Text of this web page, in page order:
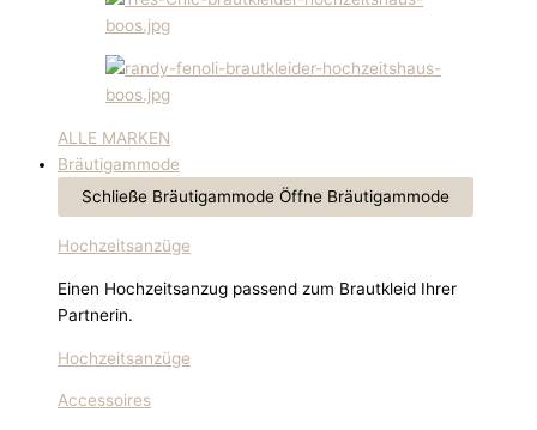
ALLE MARKEN
Bräutigammode
Schließe Bräutigammode Öffne Bräutigammode
Hochzeitsanzüge
Einen Hochzeitsanzug passend zum Brautkleid Ihrer
Partnerin.
Hochzeitsanzüge
Accessoires